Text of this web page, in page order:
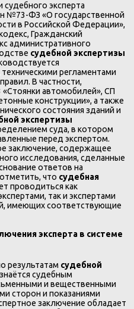
эксперта
№73-ФЗ «О государственной
в Российской Федерации»,
Гражданский
административного
судебной экспертизы
регламентами
В частности,
автомобилей», СП
конструкции», а также
состояния зданий и
экспертизы
суда, в котором
перед экспертом.
заключение, содержащее
исследования, сделанные
ответов на
что судебная
проводиться как
так и экспертами
имеющих соответствующие
эксперта в системе
результатам судебной
судебным
и вещественными
сторон и показаниями
заключение обладает